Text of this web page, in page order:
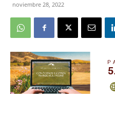
noviembre 28, 2022